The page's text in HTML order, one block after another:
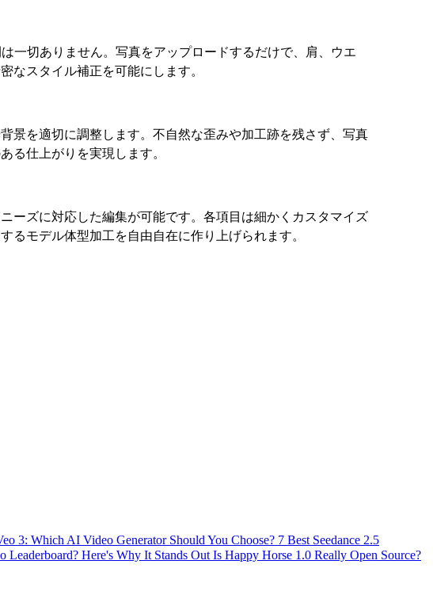
一切ありません。写真をアップロードするだけで、肩、ウエ
なスタイル補正を可能にします。
景を適切に調整します。不自然な歪みや加工跡を残さず、写真
る仕上がりを実現します。
ーズに対応した編集が可能です。各項目は細かくカスタマイズ
るモデル体型加工を自由自在に作り上げられます。
3: Which AI Video Generator Should You Choose? 7 Best Seedance 2.5
Here's Why It Stands Out Is Happy Horse 1.0 Really Open Source?